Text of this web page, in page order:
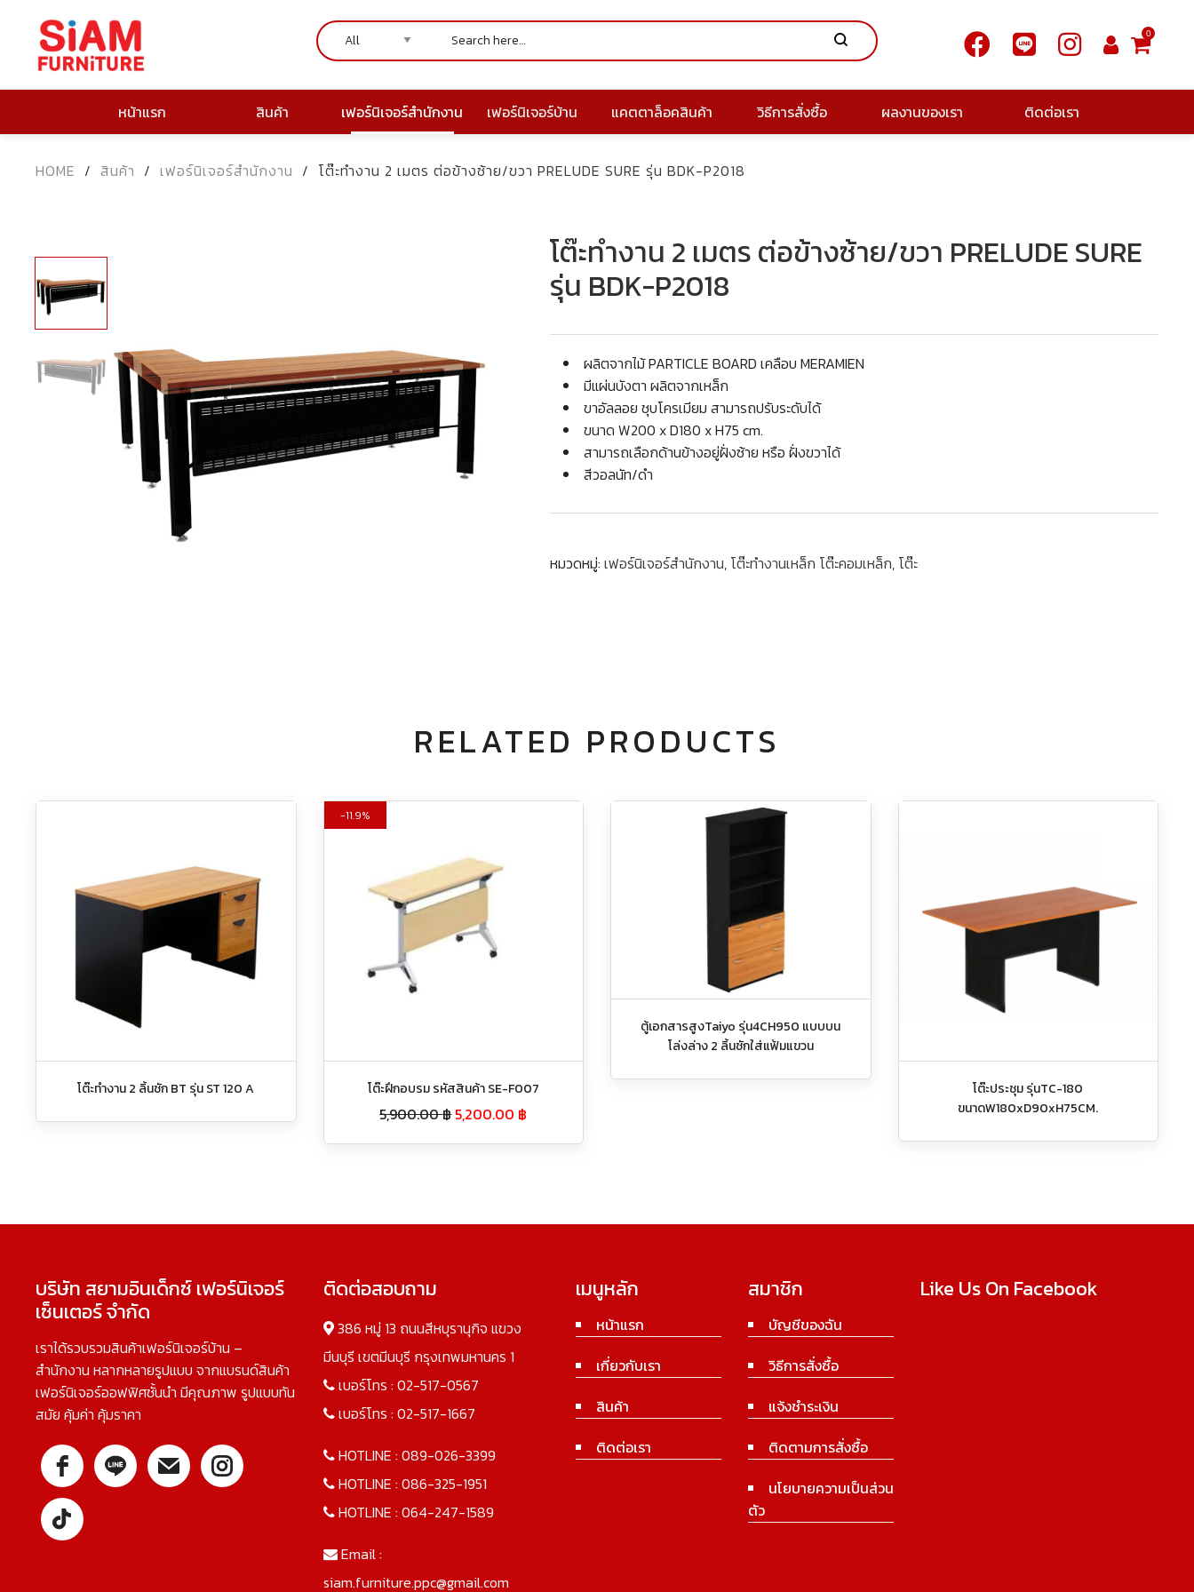
0
หน้าแรก สินค้า เฟอร์นิเจอร์สำนักงาน เฟอร์นิเจอร์บ้าน แคตตาล็อคสินค้า วิธีการสั่งซื้อ ผลงานของเรา ติดต่อเรา
HOME / สินค้า / เฟอร์นิเจอร์สำนักงาน / โต๊ะทำงาน 2 เมตร ต่อข้างซ้าย/ขวา PRELUDE SURE รุ่น BDK-P2018
โต๊ะทำงาน 2 เมตร ต่อข้างซ้าย/ขวา PRELUDE SURE
รุ่น BDK-P2018
ผลิตจากไม้ PARTICLE BOARD เคลือบ MERAMIEN
มีแผ่นบังตา ผลิตจากเหล็ก
ขาอัลลอย ชุบโครเมียม สามารถปรับระดับได้
ขนาด W200 x D180 x H75 cm.
สามารถเลือกด้านข้างอยู่ฝั่งซ้าย หรือ ฝั่งขวาได้
สีวอลนัท/ดำ
หมวดหมู่:เฟอร์นิเจอร์สำนักงาน, โต๊ะทำงานเหล็ก โต๊ะคอมเหล็ก, โต๊ะ
RELATED PRODUCTS
โต๊ะทำงาน 2 ลิ้นชัก BT รุ่น ST 120 A
11.9%
โต๊ะฝึกอบรม รหัสสินค้า SE-F007
5,900.00฿5,200.00 ฿
ตู้เอกสารสูงTaiyo รุ่น4CH950 แบบบน
โล่งล่าง 2 ลิ้นชักใส่แฟ้มแขวน
โต๊ะประชุม รุ่นTC-180
ขนาดW180xD90xH75CM.
บริษัท สยามอินเด็กซ์ เฟอร์นิเจอร์
เซ็นเตอร์ จำกัด
เราได้รวบรวมสินค้าเฟอร์นิเจอร์บ้าน –
สำนักงาน หลากหลายรูปแบบ จากแบรนด์สินค้า
เฟอร์นิเจอร์ออฟฟิศชั้นนำ มีคุณภาพ รูปแบบทัน
สมัย คุ้มค่า คุ้มราคา
ติดต่อสอบถาม
386 หมู่ 13 ถนนสีหบุรานุกิจ แขวง
มีนบุรี เขตมีนบุรี กรุงเทพมหานคร 1
เบอร์โทร : 02-517-0567
เบอร์โทร : 02-517-1667
HOTLINE : 089-026-3399
HOTLINE : 086-325-1951
HOTLINE : 064-247-1589
Email :
siam.furniture.ppc@gmail.com
เมนูหลัก
หน้าแรก
เกี่ยวกับเรา
สินค้า
ติดต่อเรา
สมาชิก
บัญชีของฉัน
วิธีการสั่งซื้อ
แจ้งชำระเงิน
ติดตามการสั่งซื้อ
นโยบายความเป็นส่วน
ตัว
Like Us On Facebook